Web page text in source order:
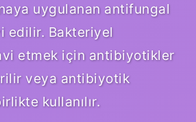
uygulanan antifungal
edilir. Bakteriyel
etmek için antibiyotikler
veya antibiyotik
kullanılır.